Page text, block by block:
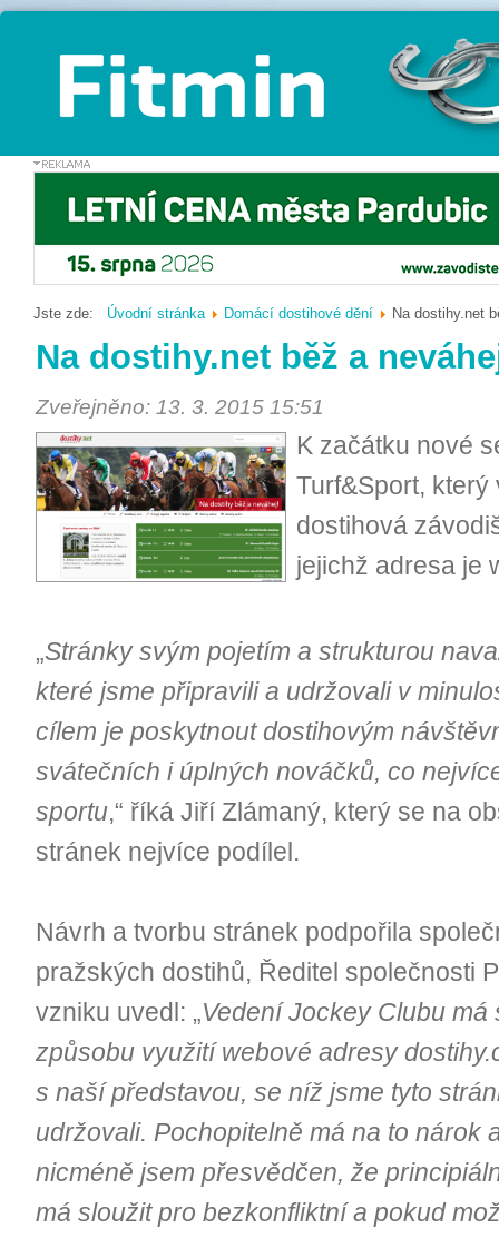
Jste zde: Úvodní stránka Domácí dostihové dění Na dostihy.net
Na dostihy.net běž a
Zveřejněno: 13. 3. 2015 15:51
K začátku nové
Turf&Sport,
dostihová
jejichž adresa je
„Stránky svým pojetím a strukturou
které jsme připravili a udržovali v
cílem je poskytnout dostihovým
svátečních i úplných nováčků, co
sportu,“ říká Jiří Zlámaný, který se na
stránek nejvíce podílel.
Návrh a tvorbu stránek podpořila
pražských dostihů, Ředitel společnosti
vzniku uvedl: „Vedení Jockey Clubu
způsobu využití webové adresy
s naší představou, se níž jsme tyto
udržovali. Pochopitelně má na to nárok
nicméně jsem přesvědčen, že
má sloužit pro bezkonfliktní a pokud